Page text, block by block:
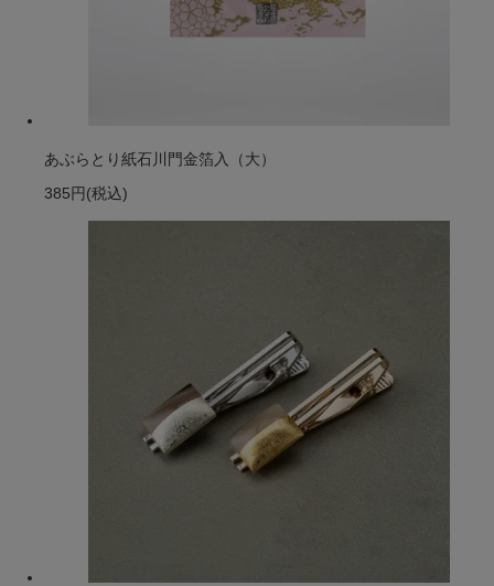
あぶらとり紙石川門金箔入（大）
385円 (税込)